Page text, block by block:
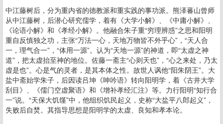
中江藤树后，分为重内省的德教派和重实践的事功派。熊泽蕃山曾师
从中江藤树，后潜心研究儒学，着有《大学小解》、《中庸小解》、
《论语小解》和《孝经小解》。他融合朱子重“穷理辨惑”之思和阳明
重自反慎独之功，主张“万法一心，天地万物皆不外乎心”，“天人合
一，理气合一”，“体用一源”。认为“天地一源”的神道，即“太虚之神
道”，把太虚抬至神的地位。佐藤一斋主“心则天也”，“心之来处，乃太
虚是也”。心是气的灵者，是其本体之性。故世人讽他“阳朱阴王”。大
盐中斋始学朱子，后因读吕坤《呻吟语》转向阳明学，着《古井大学
刮目》、《儒门空虚聚语》和《增补孝经汇注》等。力行阳明“知行合
一”说。“天保大饥馑”中，他组织饥民起义，史称“大盐平八郎起义”，
失败后自焚。其指导思想是阳明学的太虚、良知和孝本论。